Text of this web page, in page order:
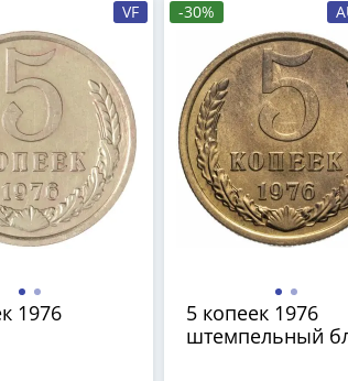
VF
1976
-30%
5 копеек 1976
штемпельный